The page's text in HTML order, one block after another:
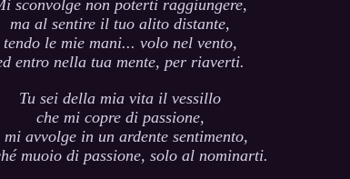
sconvolge non poterti raggiungere,
ma al sentire il tuo alito distante,
tendo le mie mani... volo nel vento,
entro nella tua mente, per riaverti.
Tu sei della mia vita il vessillo
che mi copre di passione,
mi avvolge in un ardente sentimento,
muoio di passione, solo al nominarti.